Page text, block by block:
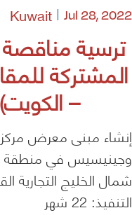
ترسية
المشتركة
– الكويت) - 28/
Jul 28, 2022
Kuwait
إنشاء مبنى معرض
وجينيسيس في منطقة
التنفيذ: 22 شهر